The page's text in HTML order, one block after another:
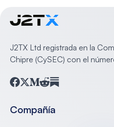
J2TX Ltd registrada en la
Chipre (CySEC) con el
Compañía